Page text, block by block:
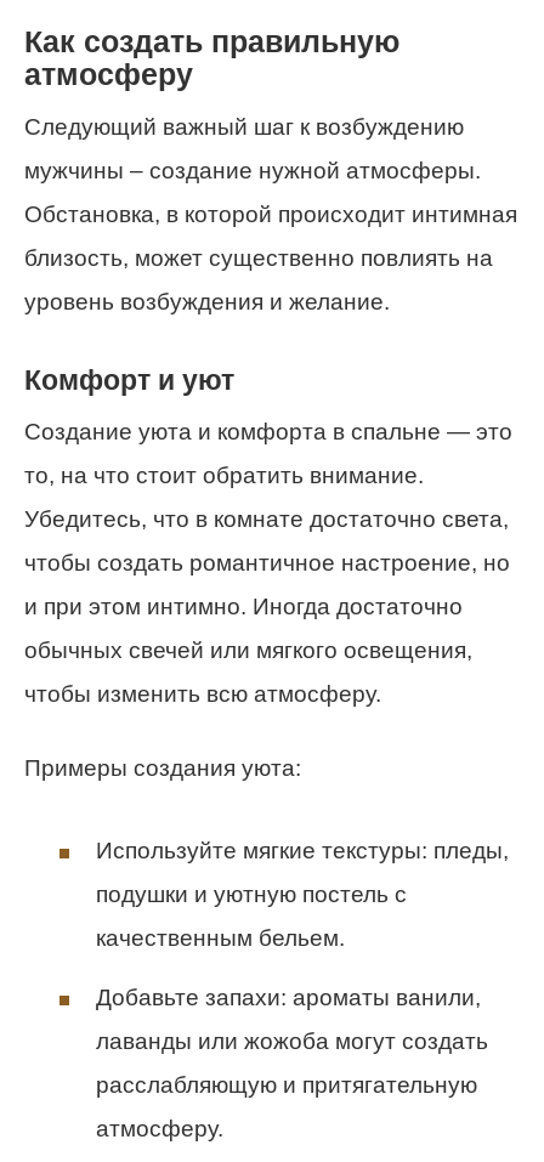
Как создать правильную
атмосферу
Следующий важный шаг к возбуждению
мужчины – создание нужной атмосферы.
Обстановка, в которой происходит интимная
близость, может существенно повлиять на
уровень возбуждения и желание.
Комфорт и уют
Создание уюта и комфорта в спальне — это
то, на что стоит обратить внимание.
Убедитесь, что в комнате достаточно света,
чтобы создать романтичное настроение, но
и при этом интимно. Иногда достаточно
обычных свечей или мягкого освещения,
чтобы изменить всю атмосферу.
Примеры создания уюта:
Используйте мягкие текстуры: пледы,
подушки и уютную постель с
качественным бельем.
Добавьте запахи: ароматы ванили,
лаванды или жожоба могут создать
расслабляющую и притягательную
атмосферу.